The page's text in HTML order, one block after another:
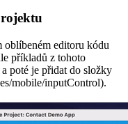
oblíbeném editoru kódu
příkladů z tohoto
poté je přidat do složky
mobile/inputControl).